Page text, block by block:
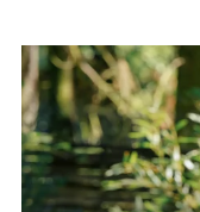
Ta sekcja zawiera